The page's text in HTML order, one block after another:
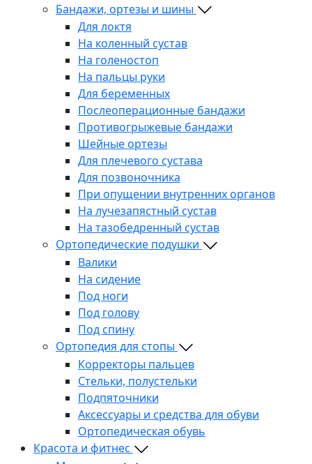
Бандажи, ортезы и шины
Для локтя
На коленный сустав
На голеностоп
На пальцы руки
Для беременных
Послеоперационные бандажи
Противогрыжевые бандажи
Шейные ортезы
Для плечевого сустава
Для позвоночника
При опущении внутренних органов
На лучезапястный сустав
На тазобедренный сустав
Ортопедические подушки
Валики
На сидение
Под ноги
Под голову
Под спину
Ортопедия для стопы
Корректоры пальцев
Стельки, полустельки
Подпяточники
Аксессуары и средства для обуви
Ортопедическая обувь
Красота и фитнес